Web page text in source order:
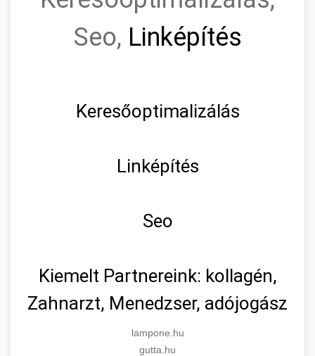
Seo, Linképítés
Keresőoptimalizálás
Linképítés
Seo
Kiemelt Partnereink: kollagén,
Zahnarzt, Menedzser, adójogász
lampone.hu
gutta.hu